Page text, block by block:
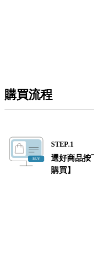
購買流程
STEP.1
選好商品按
購買】